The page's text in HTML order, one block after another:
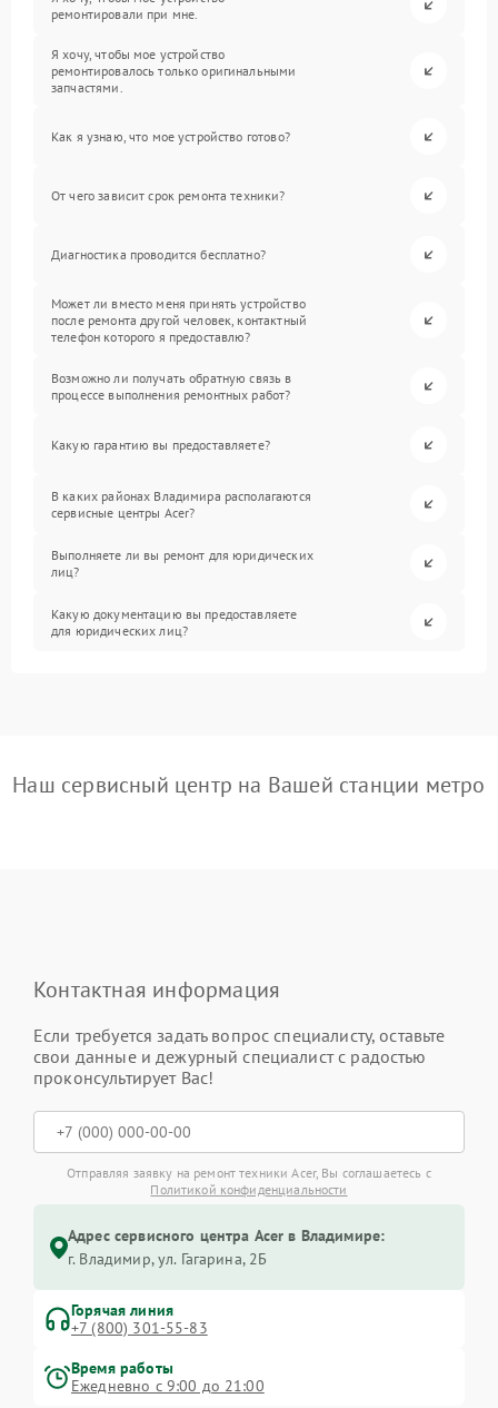
ремонтировали при мне.
Я хочу, чтобы мое устройство
ремонтировалось только оригинальными
запчастями.
Как я узнаю, что мое устройство готово?
От чего зависит срок ремонта техники?
Диагностика проводится бесплатно?
Может ли вместо меня принять устройство
после ремонта другой человек, контактный
телефон которого я предоставлю?
Возможно ли получать обратную связь в
процессе выполнения ремонтных работ?
Какую гарантию вы предоставляете?
В каких районах Владимира располагаются
сервисные центры Acer?
Выполняете ли вы ремонт для юридических
лиц?
Какую документацию вы предоставляете
для юридических лиц?
Наш сервисный центр на Вашей станции метро
Контактная информация
Если требуется задать вопрос специалисту, оставьте
свои данные и дежурный специалист с радостью
проконсультирует Вас!
Отправляя заявку на ремонт техники Acer, Вы соглашаетесь с
Политикой конфиденциальности
Адрес сервисного центра Acer в Владимире:
г. Владимир, ул. Гагарина, 2Б
Горячая линия
+7 (800) 301-55-83
Время работы
Ежедневно с 9:00 до 21:00